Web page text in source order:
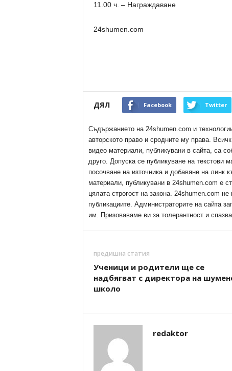
11.00 ч. – Награждаване
24shumen.com
ДЯЛ Facebook Twitter
Съдържанието на 24shumen.com и
авторското право и сродните му права.
видео материали, публикувани в сайта, са
друго. Допуска се публикуване на текстови
посочване на източника и добавяне на линк
материали, публикувани в 24shumen.com е
цялата строгост на закона. 24shumen.com
публикациите. Администраторите на сайта
им. Призоваваме ви за толерантност и
предишна статия
Ученици и родители ще се
надбягват с директора на
школо
redaktor